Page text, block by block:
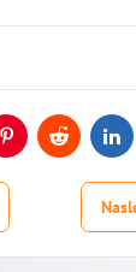
PinterestReddit